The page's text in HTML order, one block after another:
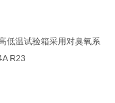
低温试验箱采用对臭氧系
R23